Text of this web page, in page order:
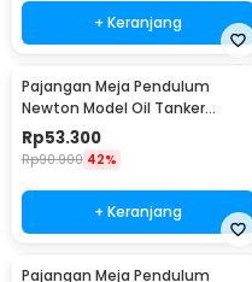
+ Keranjang
Pajangan Meja Pendulum
Newton Model Oil Tanker
Perpetual Debate - B101
Rp53.300
Rp90.900 42%
+ Keranjang
Pajangan Meja Pendulum